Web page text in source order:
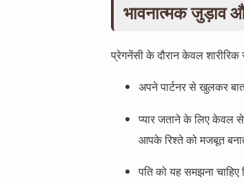
भावनात्मक
प्रेगनेंसी के दौरान केवल
अपने पार्टनर से खुलकर
प्यार जताने के लिए केवल
आपके रिश्ते को मजबूत
पति को यह समझना